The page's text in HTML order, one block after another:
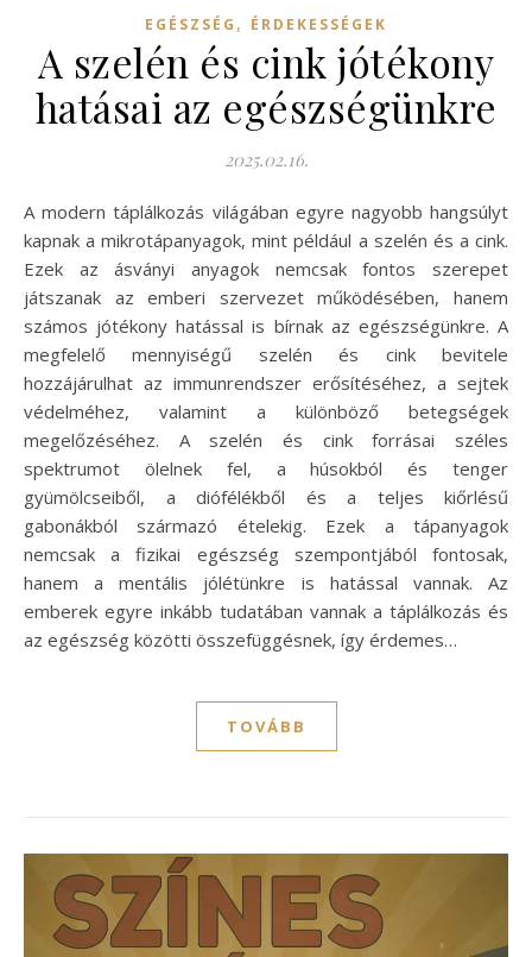
EGÉSZSÉG , ÉRDEKESSÉGEK
A szelén és cink jótékony
hatásai az egészségünkre
2025.02.16.
A modern táplálkozás világában egyre nagyobb hangsúlyt
kapnak a mikrotápanyagok, mint például a szelén és a cink.
Ezek az ásványi anyagok nemcsak fontos szerepet
játszanak az emberi szervezet működésében, hanem
számos jótékony hatással is bírnak az egészségünkre. A
megfelelő mennyiségű szelén és cink bevitele
hozzájárulhat az immunrendszer erősítéséhez, a sejtek
védelméhez, valamint a különböző betegségek
megelőzéséhez. A szelén és cink forrásai széles
spektrumot ölelnek fel, a húsokból és tenger
gyümölcseiből, a diófélékből és a teljes kiőrlésű
gabonákból származó ételekig. Ezek a tápanyagok
nemcsak a fizikai egészség szempontjából fontosak,
hanem a mentális jólétünkre is hatással vannak. Az
emberek egyre inkább tudatában vannak a táplálkozás és
az egészség közötti összefüggésnek, így érdemes…
TOVÁBB